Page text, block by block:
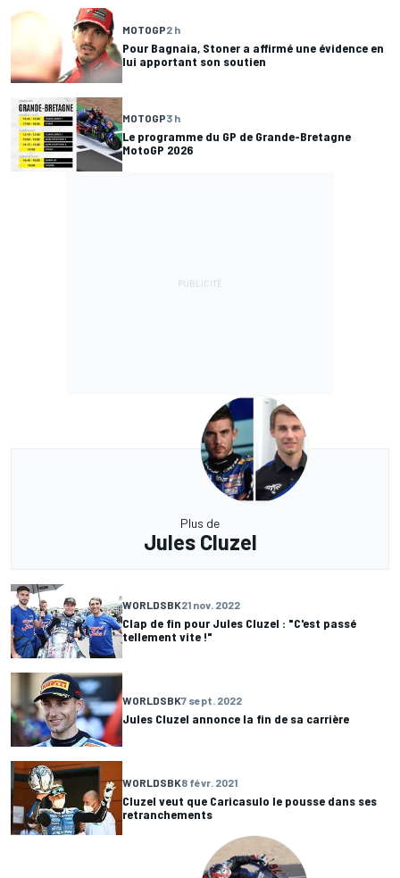
MOTOGP2 h
Pour Bagnaia, Stoner a affirmé une évidence en
lui apportant son soutien
MOTOGP3 h
Le programme du GP de Grande-Bretagne
MotoGP 2026
Plus de
Jules Cluzel
WORLDSBK21 nov. 2022
Clap de fin pour Jules Cluzel : "C'est passé
tellement vite !"
WORLDSBK7 sept. 2022
Jules Cluzel annonce la fin de sa carrière
WORLDSBK8 févr. 2021
Cluzel veut que Caricasulo le pousse dans ses
retranchements